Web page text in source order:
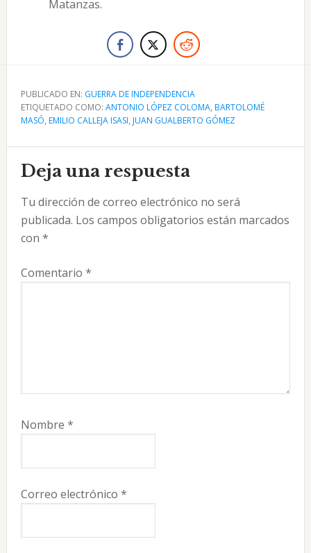
Matanzas.
PUBLICADO EN: GUERRA DE INDEPENDENCIA
ETIQUETADO COMO: ANTONIO LÓPEZ COLOMA, BARTOLOMÉ
MASÓ, EMILIO CALLEJA ISASI, JUAN GUALBERTO GÓMEZ
Interacciones
con
los
lectores
Deja una respuesta
Tu dirección de correo electrónico no será
publicada. Los campos obligatorios están marcados
con *
Comentario *
Nombre *
Correo electrónico *